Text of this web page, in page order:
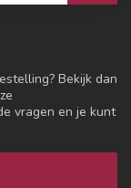
Bekijk dan
vragen en je kunt